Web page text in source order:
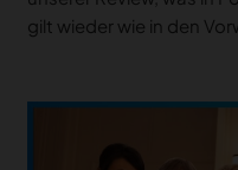
gilt wieder wie in den